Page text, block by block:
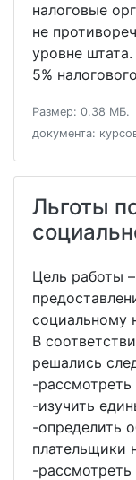
налоговые
не
уровне
5%
Размер: 0.38 МБ.
документа:
Льготы
Цель работы
социальному
В
решались
-
-изучить
-определить
плательщики
-